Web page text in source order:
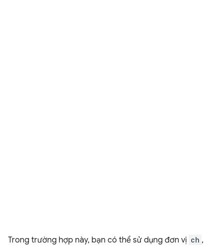
Trong trường hợp này, bạn có thể sử dụng đơn vị ch ,